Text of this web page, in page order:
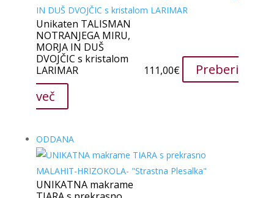
Unikaten TALISMAN
NOTRANJEGA MIRU,
MORJA IN DUŠ
DVOJČIC s kristalom
LARIMAR
111,00€
Preberi
več
ODDANA
UNIKATNA makrame